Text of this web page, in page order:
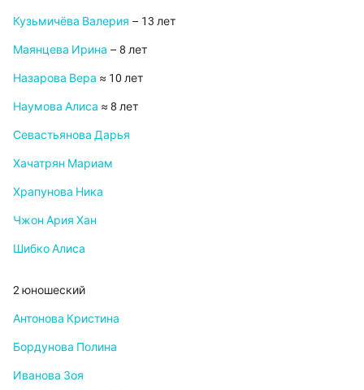
Кузьмичёва Валерия – 13 лет
Маянцева Ирина – 8 лет
Назарова Вера ≈ 10 лет
Наумова Алиса ≈ 8 лет
Севастьянова Дарья
Хачатрян Мариам
Храпунова Ника
Чжон Ария Хан
Шибко Алиса
2 юношеский
Антонова Кристина
Бордунова Полина
Иванова Зоя